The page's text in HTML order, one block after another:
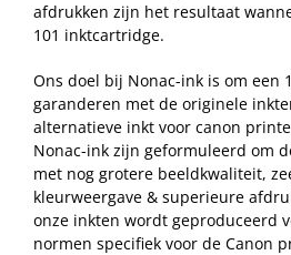
afdrukken zijn het resultaat
101 inktcartridge.
Ons doel bij Nonac-ink is om een
garanderen met de originele
alternatieve inkt voor canon
Nonac-ink zijn geformuleerd om
met nog grotere beeldkwaliteit,
kleurweergave & superieure
onze inkten wordt geproduceerd
normen specifiek voor de Canon